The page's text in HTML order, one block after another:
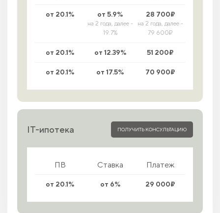
от 20.1% от 5.9%
на 2 года, далее -
19.7%
28 700₽
на 2 года, далее -
79 600₽
от 20.1% от 12.39% 51 200₽
от 20.1% от 17.5% 70 900₽
IT-ипотека ПОЛУЧИТЬ КОНСУЛЬТАЦИЮ
ПВ Ставка Платеж
от 20.1% от 6% 29 000₽